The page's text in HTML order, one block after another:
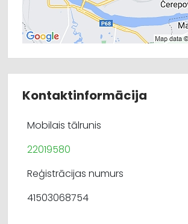
Kontaktinformācija
Mobilais tālrunis
22019580
Reģistrācijas numurs
41503068754